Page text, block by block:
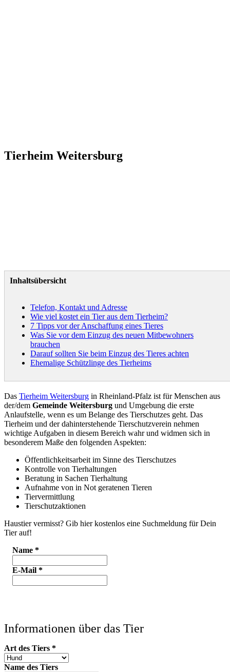
Tierheim Weitersburg
Inhaltsübersicht
Telefon, Kontakt und Adresse
Wie viel kostet ein Tier aus dem Tierheim?
7 Tipps vor der Anschaffung eines Tieres
Was Sie vor dem Einzug des neuen Mitbewohners
brauchen
Darauf sollten Sie beim Einzug des Tieres achten
Ehemalige Schützlinge des Tierheims
Das Tierheim Weitersburg in Rheinland-Pfalz ist für Menschen aus
der/dem Gemeinde Weitersburg und Umgebung die erste
Anlaufstelle, wenn es um Belange des Tierschutzes geht. Das
Tierheim und der dahinterstehende Tierschutzverein nehmen
wichtige Aufgaben in diesem Bereich wahr und widmen sich in
besonderem Maße den folgenden Aspekten:
Öffentlichkeitsarbeit im Sinne des Tierschutzes
Kontrolle von Tierhaltungen
Beratung in Sachen Tierhaltung
Aufnahme von in Not geratenen Tieren
Tiervermittlung
Tierschutzaktionen
Haustier vermisst? Gib hier kostenlos eine Suchmeldung für Dein
Tier auf!
Name *
E-Mail *
Informationen über das Tier
Art des Tiers *
Name des Tiers